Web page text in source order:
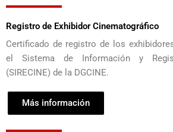
Registro de Exhibidor Cinematográfico
Certificado de registro de los
el Sistema de Información y
(SIRECINE) de la DGCINE.
Más información